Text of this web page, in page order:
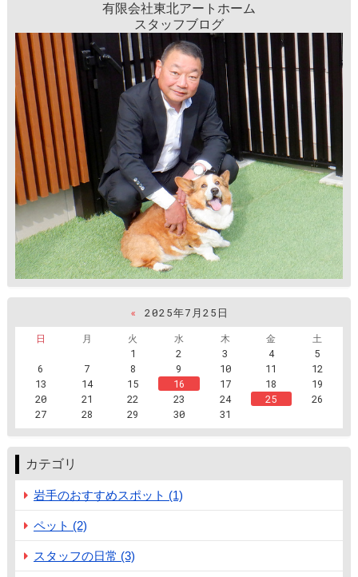
有限会社東北アートホーム
スタッフブログ
« 2025年7月25日
日
月 火 水 木 金
土
1
2 3 4
5
6
7 8 9 10 11
12
13
14 15 16 17 18
19
20
21 22 23 24 25
26
27
28 29 30 31
カテゴリ
岩手のおすすめスポット (1)
ペット (2)
スタッフの日常 (3)